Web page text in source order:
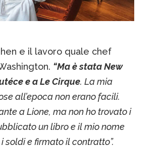
e il lavoro quale chef
“Ma è stata New
e a Le Cirque. La mia
all’epoca non erano facili.
a Lione, ma non ho trovato i
un libro e il mio nome
soldi e firmato il contratto”.